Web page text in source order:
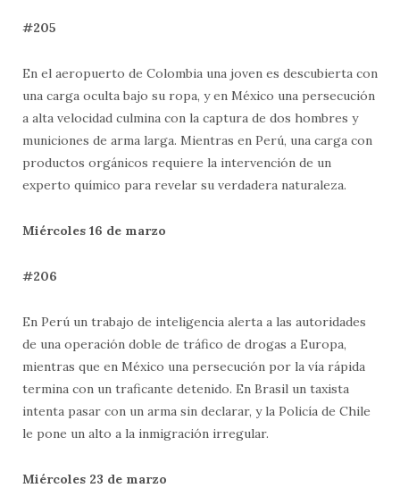
#205
En el aeropuerto de Colombia una joven es descubierta con
una carga oculta bajo su ropa, y en México una persecución
a alta velocidad culmina con la captura de dos hombres y
municiones de arma larga. Mientras en Perú, una carga con
productos orgánicos requiere la intervención de un
experto químico para revelar su verdadera naturaleza.
Miércoles 16 de marzo
#206
En Perú un trabajo de inteligencia alerta a las autoridades
de una operación doble de tráfico de drogas a Europa,
mientras que en México una persecución por la vía rápida
termina con un traficante detenido. En Brasil un taxista
intenta pasar con un arma sin declarar, y la Policía de Chile
le pone un alto a la inmigración irregular.
Miércoles 23 de marzo